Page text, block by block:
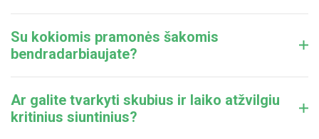
Su kokiomis pramonės šakomis
bendradarbiaujate?
Ar galite tvarkyti skubius ir laiko atžvilgiu
kritinius siuntinius?